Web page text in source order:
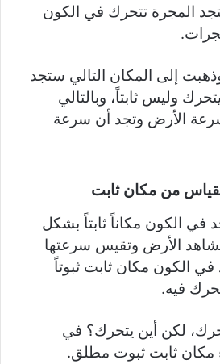
المجرة تتحرك في الكون
إلى المكان التالي ستجد
وليس ثابتاً، وبالتالي
الأرض وتجد أن سرعة
من مكان ثابت
في الكون مكاناً ثابتاً بشكل
الأرض وتقيس سرعتها
في الكون مكان ثابت ثبوتاً
فيه.
لكن أين يتحرك؟ في
مكان ثابت ثبوت مطلق.